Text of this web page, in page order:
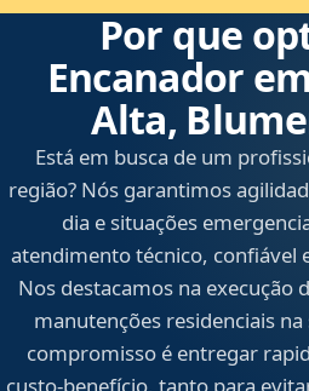
Por que
Encanador
Alta,
Está em busca de um
região? Nós garantimos
dia e situações
atendimento técnico, confiável
Nos destacamos na execução
manutenções residenciais
compromisso é entregar